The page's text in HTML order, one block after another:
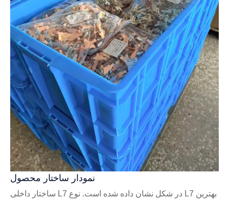
نمودار ساختار محصول
ساختار داخلی L7 در شکل نشان داده شده است. نوع L7 بهترین